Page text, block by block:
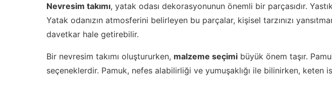
Nevresim takımı, yatak odası dekorasyonunun önemli bir parçasıdır.
Yatak odanızın atmosferini belirleyen bu parçalar, kişisel tarzınızı
davetkar hale getirebilir.
Bir nevresim takımı oluştururken, malzeme seçimi büyük önem taşır.
seçeneklerdir. Pamuk, nefes alabilirliği ve yumuşaklığı ile bilinirken,